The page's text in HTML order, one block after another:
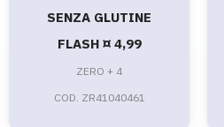
SENZA GLUTINE
FLASH ¤ 4,99
ZERO + 4
COD. ZR41040461